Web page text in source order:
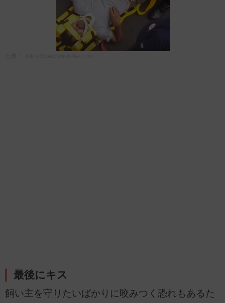
最後にキス
飼い主を守りたいばかりに咬みつく恐れもあるた